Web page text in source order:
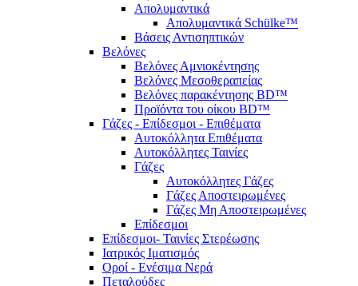
Απολυμαντικά
Απολυμαντικά Schülke™
Βάσεις Αντισηπτικών
Βελόνες
Βελόνες Αμνιοκέντησης
Βελόνες Μεσοθεραπείας
Βελόνες παρακέντησης BD™
Προϊόντα του οίκου BD™
Γάζες - Επίδεσμοι - Επιθέματα
Αυτοκόλλητα Επιθέματα
Αυτοκόλλητες Ταινίες
Γάζες
Αυτοκόλλητες Γάζες
Γάζες Αποστειρωμένες
Γάζες Μη Αποστειρωμένες
Επίδεσμοι
Επίδεσμοι- Ταινίες Στερέωσης
Ιατρικός Ιματισμός
Οροί - Ενέσιμα Νερά
Πεταλούδες